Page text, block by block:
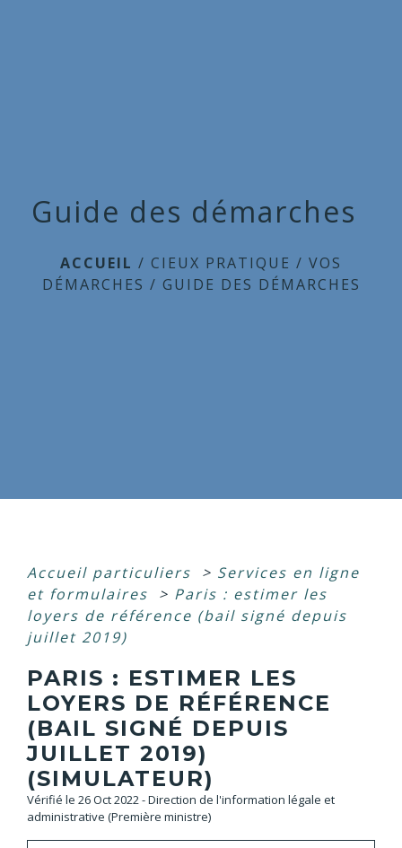
Guide des démarches
ACCUEIL / CIEUX PRATIQUE / VOS
DÉMARCHES / GUIDE DES DÉMARCHES
Accueil particuliers > Services en ligne
et formulaires
> Paris : estimer les
loyers de référence (bail signé depuis
juillet 2019)
PARIS : ESTIMER LES
LOYERS DE RÉFÉRENCE
(BAIL SIGNÉ DEPUIS
JUILLET 2019)
(SIMULATEUR)
Vérifié le 26 Oct 2022 - Direction de l'information légale et
administrative (Première ministre)